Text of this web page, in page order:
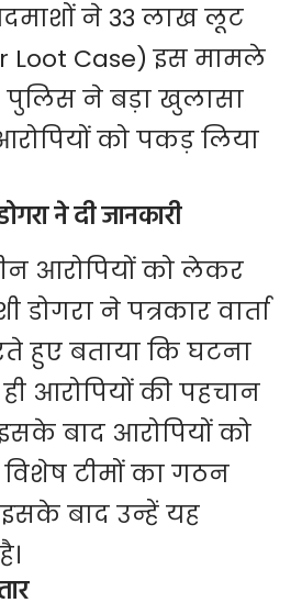
ने 33 लाख लूट
Loot Case) इस मामले
ने बड़ा खुलासा
को पकड़ लिया
ने दी जानकारी
आरोपियों को लेकर
डोगरा ने पत्रकार वार्ता
हुए बताया कि घटना
आरोपियों की पहचान
बाद आरोपियों को
टीमों का गठन
बाद उन्हें यह